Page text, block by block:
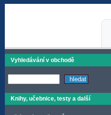
Vyhledávání v obchodě
Knihy, učebnice, testy a další